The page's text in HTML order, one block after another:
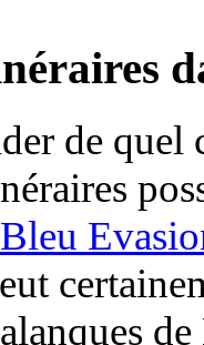
de